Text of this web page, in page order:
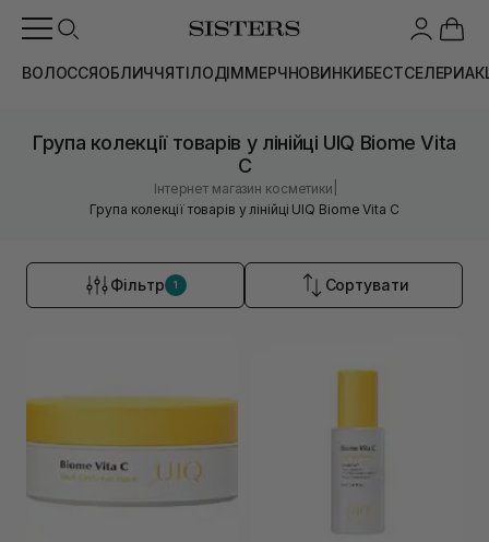
ВОЛОССЯОБЛИЧЧЯТІЛОДІММЕРЧНОВИНКИБЕСТСЕЛЕРИ
Група колекції товарів у лінійці UIQ Biome Vita
C
Інтернет магазин косметики
Група колекції товарів у лінійці UIQ Biome Vita C
Фільтр 1 Сортувати